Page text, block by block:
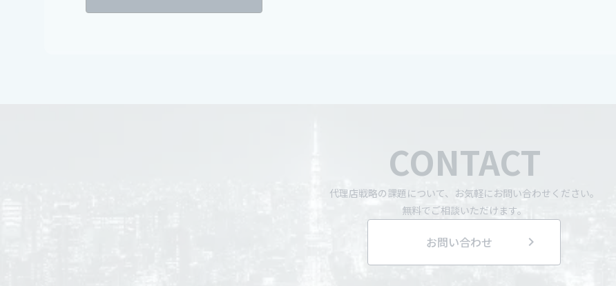
CONTACT
代理店戦略の課題について、お気軽にお問い合わせください。
無料でご相談いただけます。
お問い合わせ chevron_right